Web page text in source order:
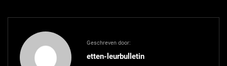
Geschreven door:
etten-leurbulletin